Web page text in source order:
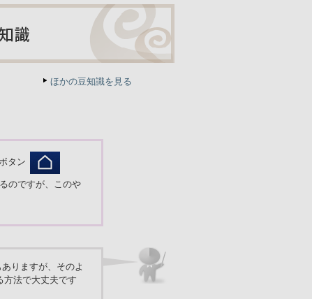
ほかの豆知識を見る
タン
のですが、このや
りますが、そのよ
方法で大丈夫です